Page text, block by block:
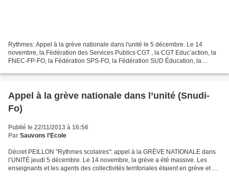
Rythmes: Appel à la grève nationale dans l'unité le 5 décembre. Le 14
novembre, la Fédération des Services Publics CGT , la CGT Educ’action, la
FNEC-FP-FO, la Fédération SPS-FO, la Fédération SUD Éducation, la
Appel à la grève nationale dans l’unité (Snudi-
Fo)
Publié le 22/11/2013 à 16:56
Par Sauvons l'Ecole
Décret PEILLON "Rythmes scolaires": appel à la GRÈVE NATIONALE dans
l’UNITÉ jeudi 5 décembre. Le 14 novembre, la grève a été massive. Les
enseignants et les agents des collectivités territoriales étaient en grève et ont